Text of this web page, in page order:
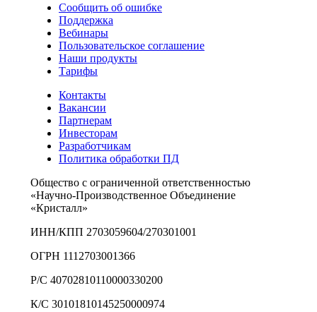
Сообщить об ошибке
Поддержка
Вебинары
Пользовательское соглашение
Наши продукты
Тарифы
Контакты
Вакансии
Партнерам
Инвесторам
Разработчикам
Политика обработки ПД
Общество с ограниченной ответственностью
«Научно-Производственное Объединение
«Кристалл»
ИНН/КПП 2703059604/270301001
ОГРН 1112703001366
Р/С 40702810110000330200
К/С 30101810145250000974